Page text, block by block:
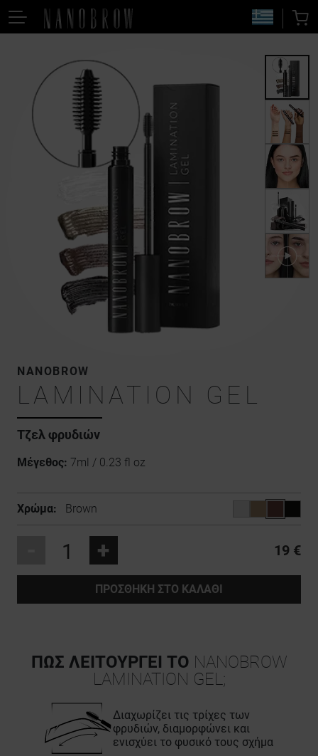
NANOBROW
LAMINATION GEL
Τζελ φρυδιών
Μέγεθος: 7ml / 0.23 fl oz
Χρώμα: Brown
+ 19 €
ΠΡΟΣΘΉΚΗ ΣΤΟ ΚΑΛΆΘΙ
ΠΏΣ ΛΕΙΤΟΥΡΓΕΊ ΤΟ NANOBROW
LAMINATION GEL;
Διαχωρίζει τις τρίχες των
φρυδιών, διαμορφώνει και
ενισχύει το φυσικό τους σχήμα